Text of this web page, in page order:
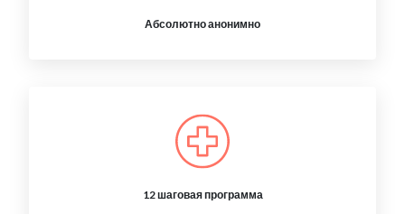
Абсолютно анонимно
12 шаговая программа